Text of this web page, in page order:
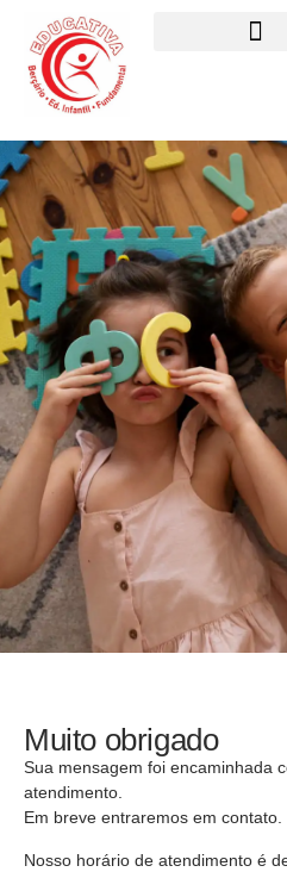
Muito obrigado
Sua mensagem foi encaminhada
atendimento.
Em breve entraremos em contato.
Nosso horário de atendimento é